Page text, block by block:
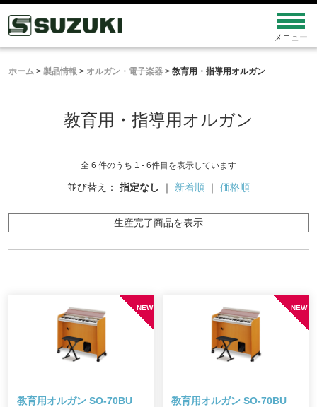
ホーム > 製品情報 > オルガン・電子楽器 > 教育用・指導用オルガン
教育用・指導用オルガン
全 6 件のうち 1 - 6件目を表示しています
並び替え： 指定なし ｜ 新着順 ｜ 価格順
生産完了商品を表示
教育用オルガン SO-70BU
教育用オルガン SO-70BU